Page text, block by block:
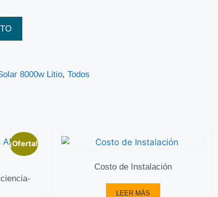
8000w Litio, Todos
¡Oferta!
Costo de Instalación
LEER MÁS